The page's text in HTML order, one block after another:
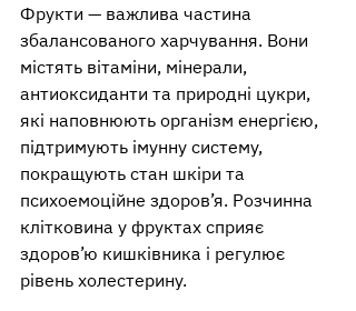
Фрукти — важлива частина
збалансованого харчування. Вони
містять вітаміни, мінерали,
антиоксиданти та природні цукри,
які наповнюють організм енергією,
підтримують імунну систему,
покращують стан шкіри та
психоемоційне здоров’я. Розчинна
клітковина у фруктах сприяє
здоров’ю кишківника і регулює
рівень холестерину.